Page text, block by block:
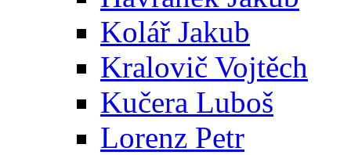
Kolář Jakub
Kralovič Vojtěch
Kučera Luboš
Lorenz Petr